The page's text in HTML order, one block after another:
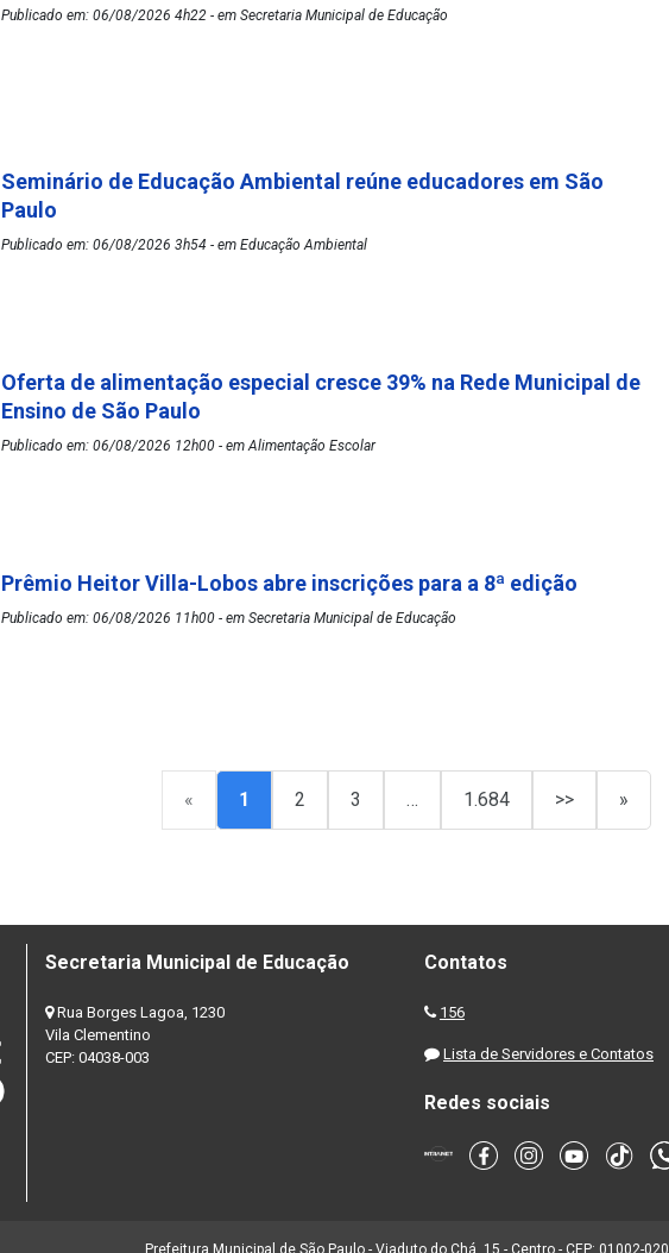
Publicado em: 06/08/2026 4h22 - em Secretaria Municipal de Educação
Seminário de Educação Ambiental reúne educadores em São
Paulo
Publicado em: 06/08/2026 3h54 - em Educação Ambiental
Oferta de alimentação especial cresce 39% na Rede Municipal de
Ensino de São Paulo
Publicado em: 06/08/2026 12h00 - em Alimentação Escolar
Prêmio Heitor Villa-Lobos abre inscrições para a 8ª edição
Publicado em: 06/08/2026 11h00 - em Secretaria Municipal de Educação
« 1 2 3 … 1.684 >> »
Secretaria Municipal de Educação
Rua Borges Lagoa, 1230
Vila Clementino
CEP: 04038-003
Contatos
156
Lista de Servidores e Contatos
Redes sociais
Prefeitura Municipal de São Paulo - Viaduto do Chá, 15 - Centro - CEP: 01002-020